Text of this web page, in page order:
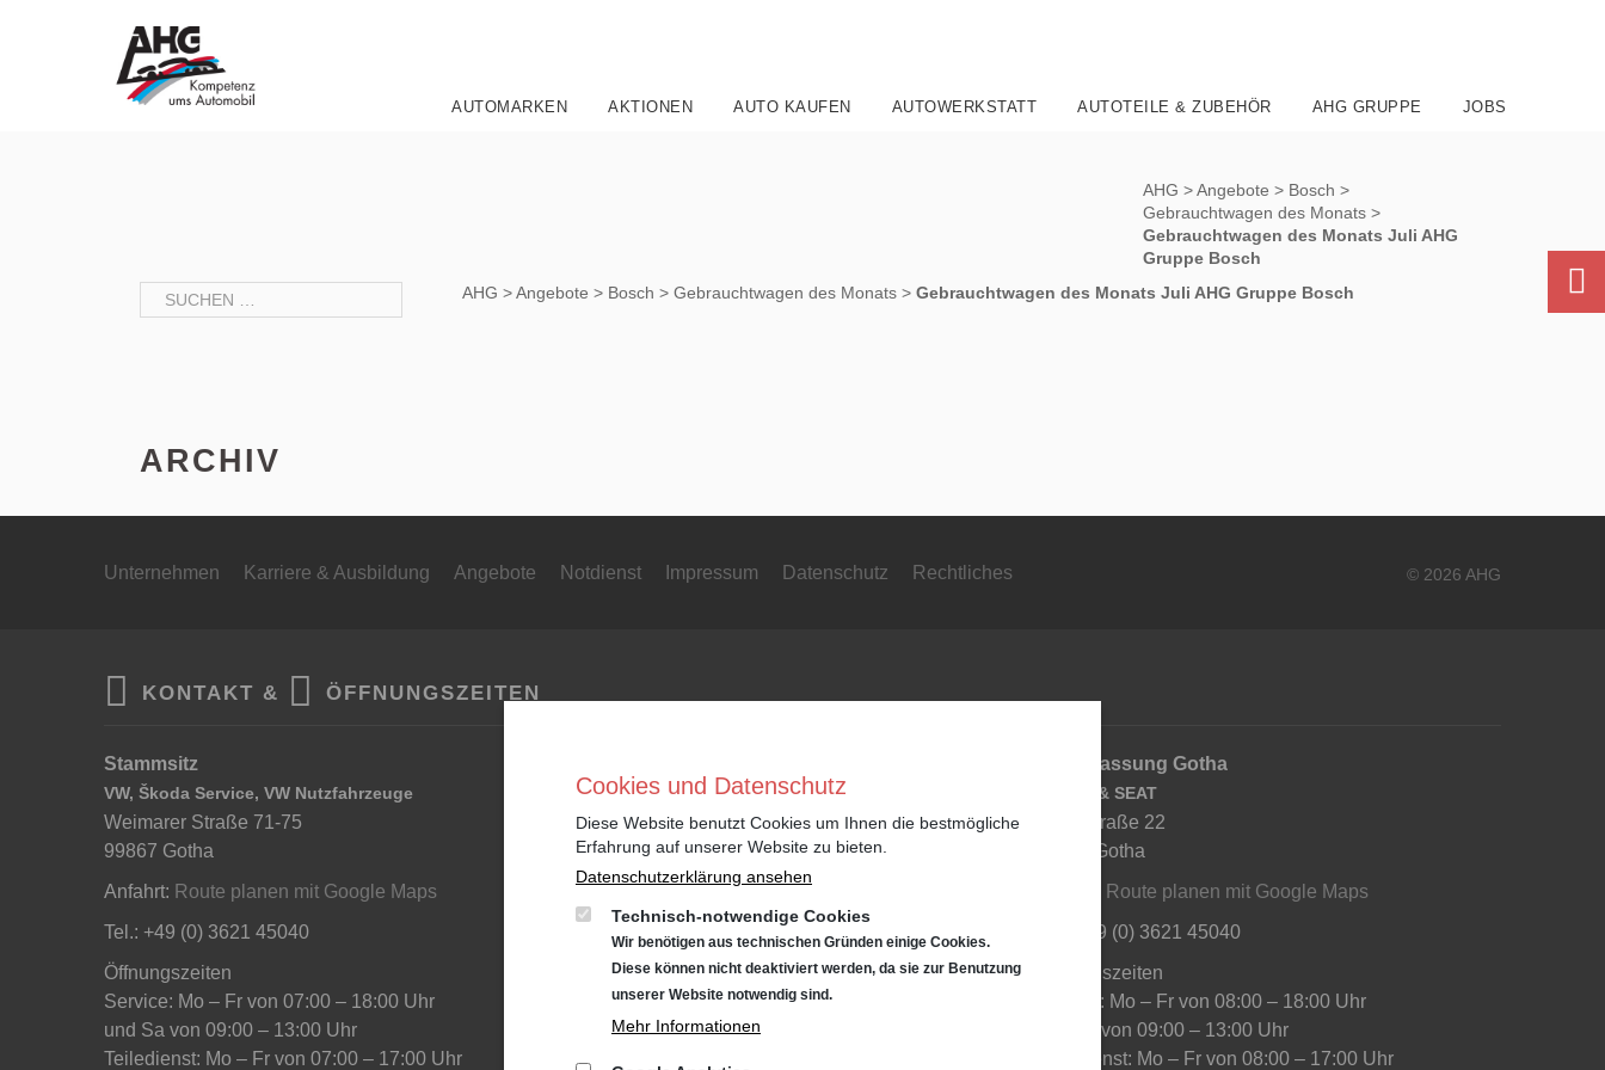
AUTOMARKEN AKTIONEN AUTO KAUFEN AUTOWERKSTATT AUTOTEILE & ZUBEHÖR AHG GRUPPE JOBS
AHG >Angebote > Bosch >
Gebrauchtwagen des Monats >
Gebrauchtwagen des Monats Juli AHG
Gruppe Bosch
Suchen
nach:
ARCHIV
AHG >Angebote > Bosch > Gebrauchtwagen des Monats > Gebrauchtwagen des Monats Juli AHG Gruppe Bosch
© 2026 AHG
Unternehmen Karriere & Ausbildung Angebote Notdienst Impressum Datenschutz Rechtliches
KONTAKT & ÖFFNUNGSZEITEN
Stammsitz
VW, Škoda Service, VW Nutzfahrzeuge
Weimarer Straße 71-75
99867 Gotha
Anfahrt: Route planen mit Google Maps
Tel.: +49 (0) 3621 45040
Öffnungszeiten
Service: Mo – Fr von 07:00 – 18:00 Uhr
und Sa von 09:00 – 13:00 Uhr
Teiledienst: Mo – Fr von 07:00 – 17:00 Uhr
Audi
Cyrusstraße 22
99867 Gotha
Anfahrt:Route planen mit Google Maps
Tel.: +49 (0) 3621 45040
Öffnungszeiten
Service: Mo – Fr von 07:00 – 18:00 Uhr
und Sa von 09:00 – 13:00 Uhr
Teiledienst: Mo – Fr von 07:00 – 17:00 Uhr
Niederlassung Gotha
CUPRA & SEAT
Cyrusstraße 22
99867 Gotha
Route planen mit Google Maps
Tel.: +49 (0) 3621 45040
Öffnungszeiten
Service: Mo – Fr von 08:00 – 18:00 Uhr
und Sa von 09:00 – 13:00 Uhr
Teiledienst: Mo – Fr von 08:00 – 17:00 Uhr
Cookies und Datenschutz
Diese Website benutzt Cookies um Ihnen die bestmögliche
Erfahrung auf unserer Website zu bieten.
Datenschutzerklärung ansehen
Technisch-notwendige Cookies
Wir benötigen aus technischen Gründen einige Cookies.
Diese können nicht deaktiviert werden, da sie zur Benutzung
unserer Website notwendig sind.
Mehr Informationen